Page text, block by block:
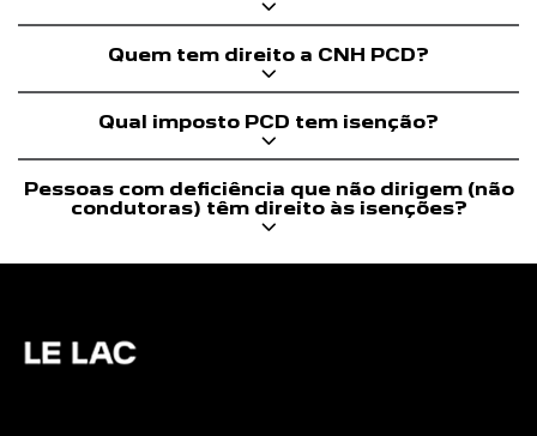
Quem tem direito a CNH PCD?
Qual imposto PCD tem isenção?
Pessoas com deficiência que não dirigem (não
condutoras) têm direito às isenções?